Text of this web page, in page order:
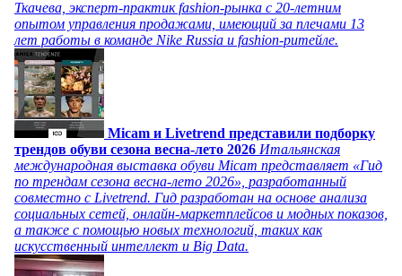
Ткачева, эксперт-практик fashion-рынка с 20-летним
опытом управления продажами, имеющий за плечами 13
лет работы в команде Nike Russia и fashion-ритейле.
Micam и Livetrend представили подборку
трендов обуви сезона весна-лето 2026 Итальянская
международная выставка обуви Micam представляет «Гид
по трендам сезона весна-лето 2026», разработанный
совместно с Livetrend. Гид разработан на основе анализа
социальных сетей, онлайн-маркетплейсов и модных показов,
а также с помощью новых технологий, таких как
искусственный интеллект и Big Data.